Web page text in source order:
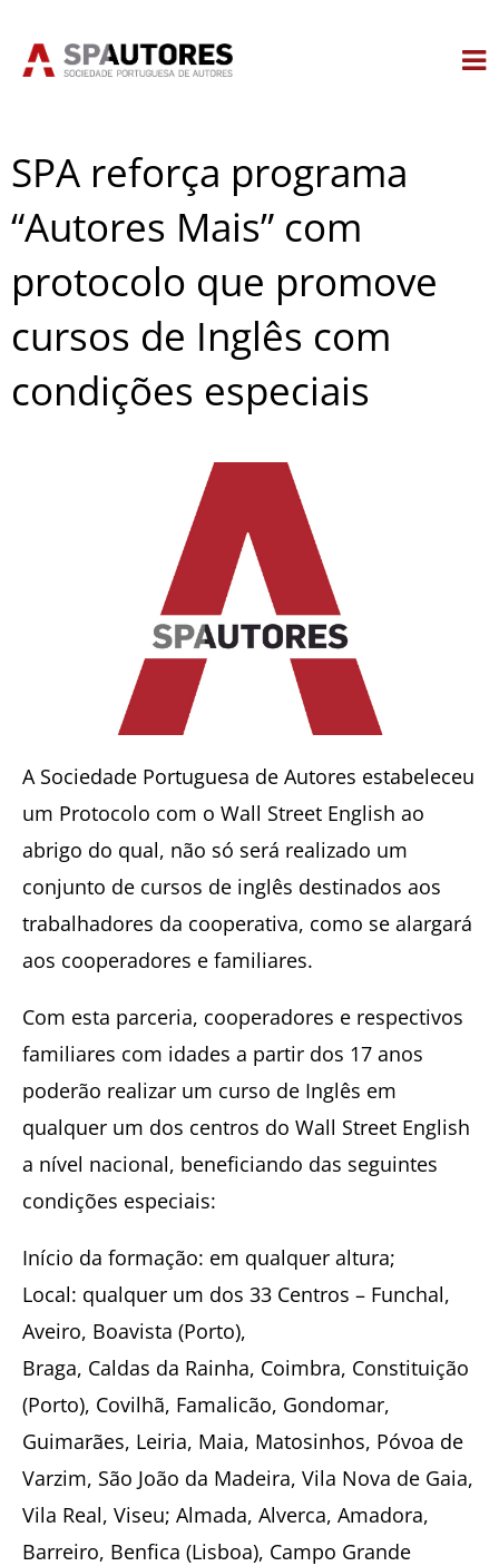
SPA reforça programa
“Autores Mais” com
protocolo que promove
cursos de Inglês com
condições especiais
A Sociedade Portuguesa de Autores estabeleceu
um Protocolo com o Wall Street English ao
abrigo do qual, não só será realizado um
conjunto de cursos de inglês destinados aos
trabalhadores da cooperativa, como se alargará
aos cooperadores e familiares.
Com esta parceria, cooperadores e respectivos
familiares com idades a partir dos 17 anos
poderão realizar um curso de Inglês em
qualquer um dos centros do Wall Street English
a nível nacional, beneficiando das seguintes
condições especiais:
Início da formação: em qualquer altura;
Local: qualquer um dos 33 Centros – Funchal,
Aveiro, Boavista (Porto),
Braga, Caldas da Rainha, Coimbra, Constituição
(Porto), Covilhã, Famalicão, Gondomar,
Guimarães, Leiria, Maia, Matosinhos, Póvoa de
Varzim, São João da Madeira, Vila Nova de Gaia,
Vila Real, Viseu; Almada, Alverca, Amadora,
Barreiro, Benfica (Lisboa), Campo Grande